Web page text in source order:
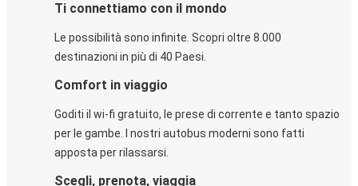
Ti connettiamo con il mondo
Le possibilità sono infinite. Scopri oltre 8.000
destinazioni in più di 40 Paesi.
Comfort in viaggio
Goditi il wi-fi gratuito, le prese di corrente e tanto spazio
per le gambe. I nostri autobus moderni sono fatti
apposta per rilassarsi.
Scegli, prenota, viaggia